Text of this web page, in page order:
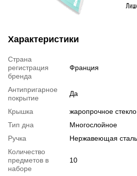
Характеристики
Страна
регистрация
бренда
Франция
Антипригарное
покрытие
Да
Крышка
жаропрочное стекло
Тип дна
Многослойное
Ручка
Нержавеющая сталь
Количество
предметов в
наборе
10